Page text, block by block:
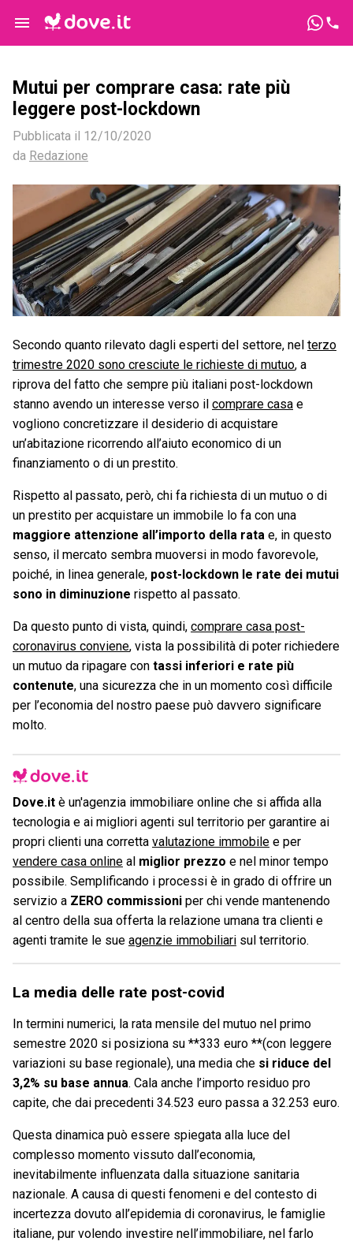
Mutui per comprare casa: rate più
leggere post-lockdown
Pubblicata il 12/10/2020
da Redazione
Secondo quanto rilevato dagli esperti del settore, nel terzo
trimestre 2020 sono cresciute le richieste di mutuo, a
riprova del fatto che sempre più italiani post-lockdown
stanno avendo un interesse verso il comprare casa e
vogliono concretizzare il desiderio di acquistare
un’abitazione ricorrendo all’aiuto economico di un
finanziamento o di un prestito.
Rispetto al passato, però, chi fa richiesta di un mutuo o di
un prestito per acquistare un immobile lo fa con una
maggiore attenzione all’importo della rata e, in questo
senso, il mercato sembra muoversi in modo favorevole,
poiché, in linea generale, post-lockdown le rate dei mutui
sono in diminuzione rispetto al passato.
Da questo punto di vista, quindi, comprare casa post-
coronavirus conviene, vista la possibilità di poter richiedere
un mutuo da ripagare con tassi inferiori e rate più
contenute, una sicurezza che in un momento così difficile
per l’economia del nostro paese può davvero significare
molto.
Dove.it è un'agenzia immobiliare online che si affida alla
tecnologia e ai migliori agenti sul territorio per garantire ai
propri clienti una corretta valutazione immobile e per
vendere casa online al miglior prezzo e nel minor tempo
possibile. Semplificando i processi è in grado di offrire un
servizio a ZERO commissioni per chi vende mantenendo
al centro della sua offerta la relazione umana tra clienti e
agenti tramite le sue agenzie immobiliari sul territorio.
La media delle rate post-covid
In termini numerici, la rata mensile del mutuo nel primo
semestre 2020 si posiziona su **333 euro **(con leggere
variazioni su base regionale), una media che si riduce del
3,2% su base annua. Cala anche l’importo residuo pro
capite, che dai precedenti 34.523 euro passa a 32.253 euro.
Questa dinamica può essere spiegata alla luce del
complesso momento vissuto dall’economia,
inevitabilmente influenzata dalla situazione sanitaria
nazionale. A causa di questi fenomeni e del contesto di
incertezza dovuto all’epidemia di coronavirus, le famiglie
italiane, pur volendo investire nell’immobiliare, nel farlo